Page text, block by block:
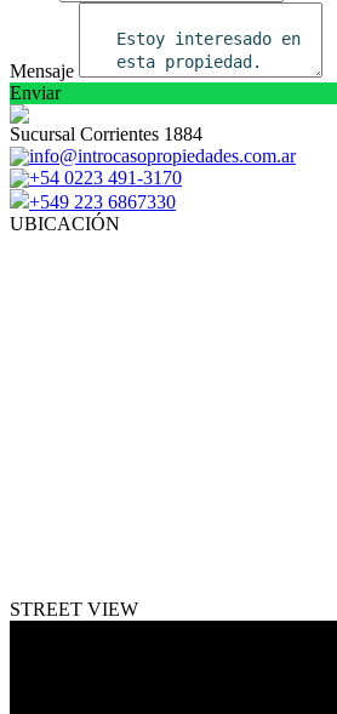
Mensaje
Enviar
Sucursal Corrientes 1884
info@introcasopropiedades.com.ar
+54 0223 491-3170
+549 223 6867330
UBICACIÓN
STREET VIEW